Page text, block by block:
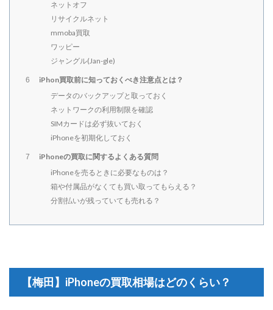
ネットオフ
リサイクルネット
mmoba買取
ワッピー
ジャングル(Jan-gle)
6
iPhon買取前に知っておくべき注意点とは？
データのバックアップと取っておく
ネットワークの利用制限を確認
SIMカードは必ず抜いておく
iPhoneを初期化しておく
7
iPhoneの買取に関するよくある質問
iPhoneを売るときに必要なものは？
箱や付属品がなくても買い取ってもらえる？
分割払いが残っていても売れる？
【梅田】iPhoneの買取相場はどのくらい？